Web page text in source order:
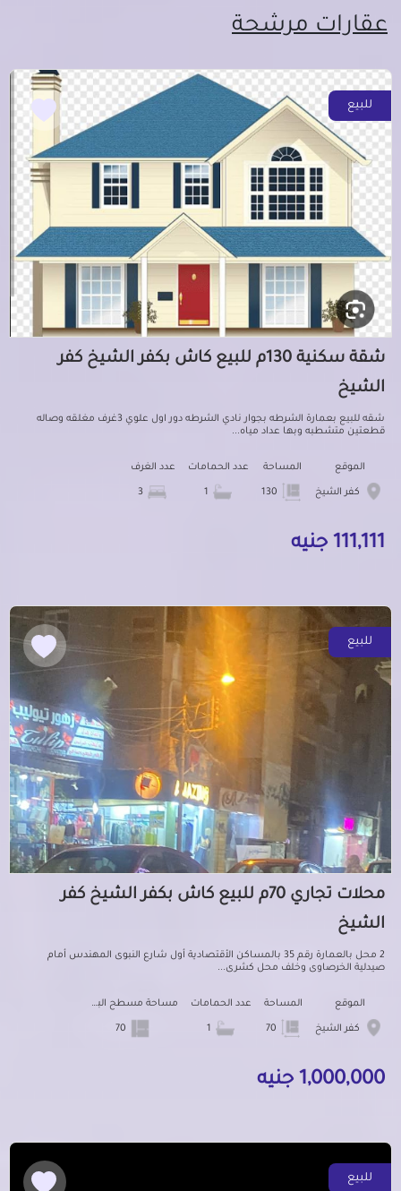
عقارات مرشحة
للبيع
شقة سكنية 130م للبيع كاش بكفر الشيخ كفر
الشيخ
شقه للبيع بعمارة الشرطه بجوار نادي الشرطه دور اول علوي 3غرف مغلقه وصاله
قطعتين متشطبه وبها عداد مياه...
الموقع
كفر الشيخ
المساحة عدد الحمامات عدد الغرف
111,111 جنيه
للبيع
محلات تجاري 70م للبيع كاش بكفر الشيخ كفر
الشيخ
2 محل بالعمارة رقم 35 بالمساكن الأقتصادية أول شارع النبوى المهندس أمام
صيدلية الخرصاوى وخلف محل كشرى...
الموقع
كفر الشيخ
المساحة عدد الحمامات مساحة مسطح البناء
1,000,000 جنيه
للبيع